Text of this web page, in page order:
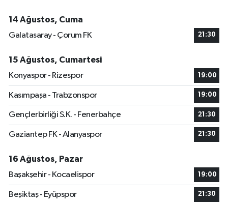
14 Ağustos, Cuma
Galatasaray - Çorum FK
21:30
15 Ağustos, Cumartesi
Konyaspor - Rizespor
19:00
Kasımpaşa - Trabzonspor 19:00
Gençlerbirliği S.K. - Fenerbahçe 21:30
Gaziantep FK - Alanyaspor 21:30
16 Ağustos, Pazar
Başakşehir - Kocaelispor
19:00
Beşiktaş - Eyüpspor 21:30